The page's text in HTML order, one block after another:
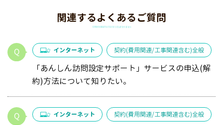
関連するよくあるご質問
インターネット 契約(費用関連/工事関連含む)全般
「あんしん訪問設定サポート」サービスの申込(解
約)方法について知りたい。
インターネット 契約(費用関連/工事関連含む)全般